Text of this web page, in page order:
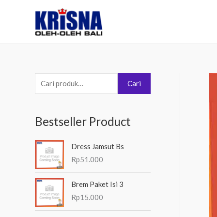
e
c
a
i
a
u
Cari
Bestseller Product
Dress Jamsut Bs
Rp51.000
Brem Paket Isi 3
Rp15.000